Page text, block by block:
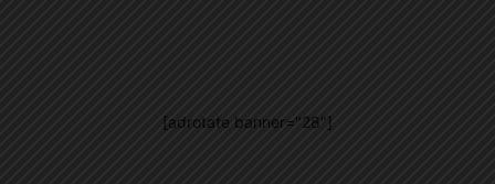
[adrotate banner="28"]